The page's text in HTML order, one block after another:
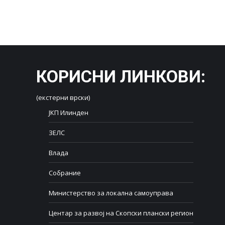
КОРИСНИ ЛИНКОВИ:
(екстерни врски)
ЈКП Илинден
ЗЕЛС
Влада
Собрание
Министерство за локална самоуправа
Центар за развој на Скопски плански регион